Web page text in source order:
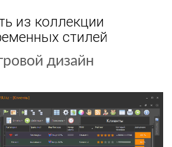
из коллекции
стилей
дизайн
Хеллоуин